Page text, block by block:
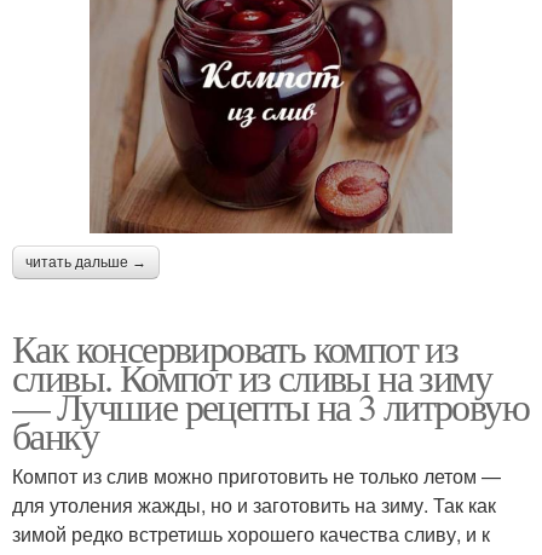
читать дальше →
Как консервировать компот из
сливы. Компот из сливы на зиму
— Лучшие рецепты на 3 литровую
банку
Компот из слив можно приготовить не только летом —
для утоления жажды, но и заготовить на зиму. Так как
зимой редко встретишь хорошего качества сливу, и к